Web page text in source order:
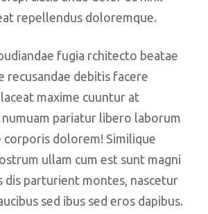
repellendus doloremque.
fugia rchitecto beatae
recusandae debitis facere
maxime cuuntur at
pariatur libero laborum
corporis dolorem! Similique
ullam cum est sunt magni
dis parturient montes, nascetur
sed ibus sed eros dapibus.